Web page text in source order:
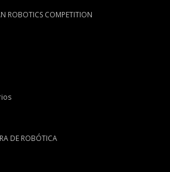
ROBOTICS COMPETITION
DE ROBÓTICA